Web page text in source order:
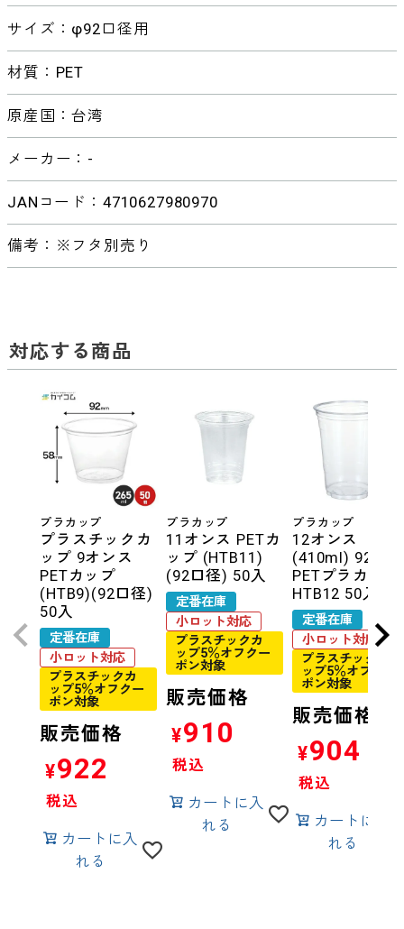
サイズ：φ92口径用
材質：PET
原産国：台湾
メーカー：-
JANコード：4710627980970
備考：※フタ別売り
対応する商品
プラカップ
プラスチックカ
ップ 9オンス
PETカップ
(HTB9)(92口径)
50入
定番在庫
小ロット対応
プラスチックカ
ップ5％オフクー
ポン対象
販売価格
¥922
税込
カートに入
れる
プラカップ
11オンス PETカ
ップ (HTB11)
(92口径) 50入
定番在庫
小ロット対応
プラスチックカ
ップ5％オフクー
ポン対象
販売価格
¥910
税込
カートに入
れる
プラカップ
12オンス
(410ml) 92口径
PETプラカップ
HTB12 50入
定番在庫
小ロット対応
プラスチックカ
ップ5％オフクー
ポン対象
販売価格
¥904
税込
カートに入
れる